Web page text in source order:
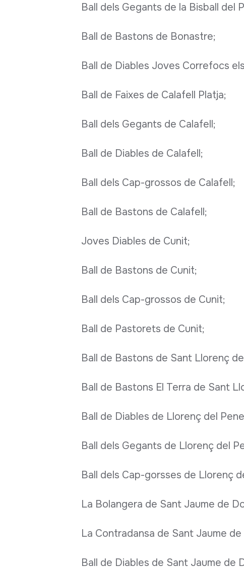
Ball dels Gegants de la Bisball del
Ball de Bastons de Bonastre;
Ball de Diables Joves Correfocs
Ball de Faixes de Calafell Platja;
Ball dels Gegants de Calafell;
Ball de Diables de Calafell;
Ball dels Cap-grossos de Calafell;
Ball de Bastons de Calafell;
Joves Diables de Cunit;
Ball de Bastons de Cunit;
Ball dels Cap-grossos de Cunit;
Ball de Pastorets de Cunit;
Ball de Bastons de Sant Llorenç
Ball de Bastons El Terra de Sant
Ball de Diables de Llorenç del
Ball dels Gegants de Llorenç del
Ball dels Cap-gorsses de Llorenç
La Bolangera de Sant Jaume de
La Contradansa de Sant Jaume
Ball de Diables de Sant Jaume de